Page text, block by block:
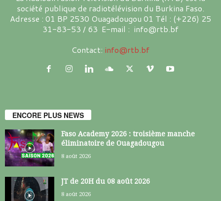
société publique de radiotélévision du Burkina Faso.
Adresse : 01 BP 2530 Ouagadougou 01 Tél : (+226) 25
31-83-53 / 63 E-mail : info@rtb.bf
Contact: info@rtb.bf
ENCORE PLUS NEWS
Faso Academy 2026 : troisième manche
éliminatoire de Ouagadougou
8 août 2026
JT de 20H du 08 août 2026
8 août 2026